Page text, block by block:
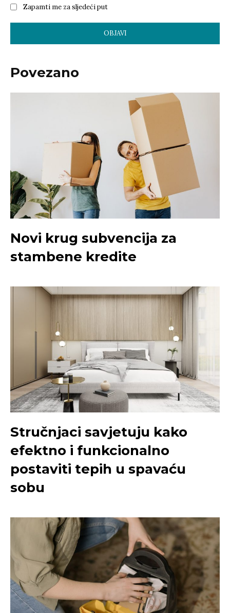
Zapamti me za sljedeći put
Povezano
Novi krug subvencija za
stambene kredite
Stručnjaci savjetuju kako
efektno i funkcionalno
postaviti tepih u spavaću
sobu